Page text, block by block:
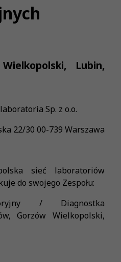
Lubin,
Sp. z o.o.
22/30 00-739 Warszawa
sieć laboratoriów
do swojego Zespołu:
/ Diagnostka
Gorzów Wielkopolski,